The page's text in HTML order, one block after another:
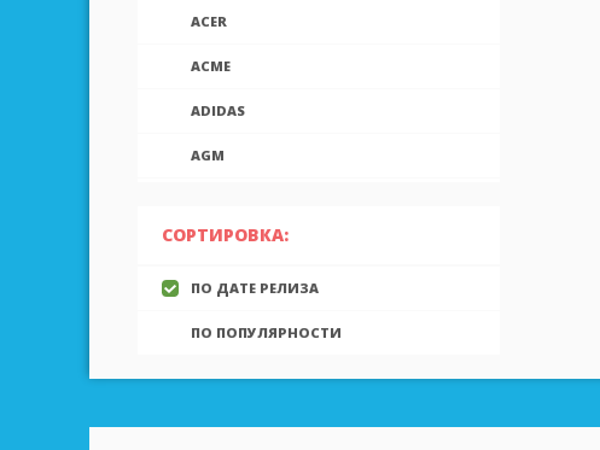
ACER
ACME
ADIDAS
AGM
AIGO
AINOL
AIRON
ALCATEL
ALLVIEW
СОРТИРОВКА:
ПО ДАТЕ РЕЛИЗА
ПО ПОПУЛЯРНОСТИ